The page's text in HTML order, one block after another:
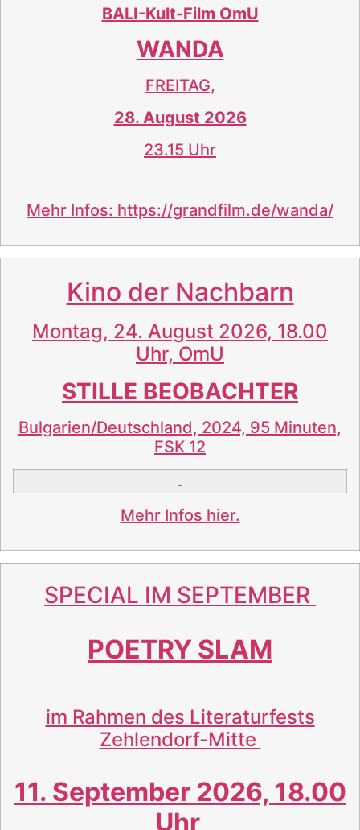
BALI-Kult-Film OmU
WANDA
FREITAG,
28. August 2026
23.15 Uhr
Mehr Infos: https://grandfilm.de/wanda/
Kino der Nachbarn
Montag, 24. August 2026, 18.00
Uhr, OmU
STILLE BEOBACHTER
Bulgarien/Deutschland, 2024, 95 Minuten,
FSK 12
Mehr Infos hier.
SPECIAL IM SEPTEMBER
POETRY SLAM
im Rahmen des Literaturfests
Zehlendorf-Mitte
11. September 2026, 18.00
Uhr